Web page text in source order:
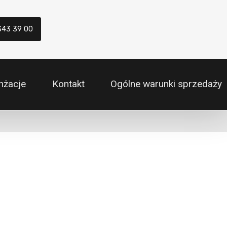
39 00
Kontakt Ogólne warunki sprzedaży